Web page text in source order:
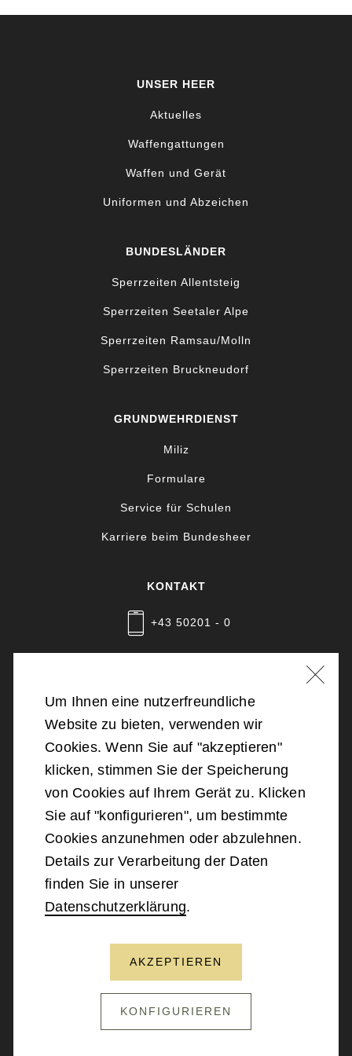
UNSER HEER
Aktuelles
Waffengattungen
Waffen und Gerät
Uniformen und Abzeichen
BUNDESLÄNDER
Sperrzeiten Allentsteig
Sperrzeiten Seetaler Alpe
Sperrzeiten Ramsau/Molln
Sperrzeiten Bruckneudorf
GRUNDWEHRDIENST
Miliz
Formulare
Service für Schulen
Karriere beim Bundesheer
KONTAKT
+43 50201 - 0
2026Bundesministerium für Landesverteidigung
Barrierefreiheit
Datenschutz
Kontakt
Um Ihnen eine nutzerfreundliche
Website zu bieten, verwenden wir
Cookies. Wenn Sie auf "akzeptieren"
klicken, stimmen Sie der Speicherung
von Cookies auf Ihrem Gerät zu. Klicken
Sie auf "konfigurieren", um bestimmte
Cookies anzunehmen oder abzulehnen.
Details zur Verarbeitung der Daten
finden Sie in unserer
Datenschutzerklärung.
AKZEPTIEREN
KONFIGURIEREN